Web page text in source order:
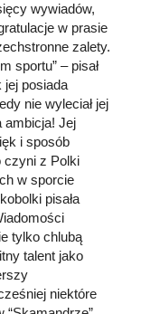
wywiadów,
w prasie
zalety.
sportu” – pisał
jej posiada
nie wyleciał jej
ambicja! Jej
i sposób
czyni z Polki
w sporcie
pisała
tylko chlubą
talent jako
niektóre